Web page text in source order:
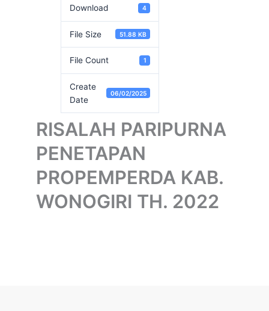
Download 4
File Size 51.88 KB
File Count 1
Create
Date
06/02/2025
RISALAH PARIPURNA
PENETAPAN
PROPEMPERDA KAB.
WONOGIRI TH. 2022